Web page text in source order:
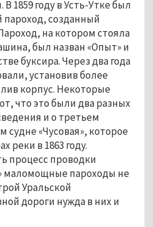
1859 году в Усть-Утке был
пароход, созданный
на котором стояла
был назван «Опыт» и
буксира. Через два года
установив более
корпус. Некоторые
что это были два разных
и о третьем
судне «Чусовая», которое
реки в 1863 году.
процесс проводки
маломощные пароходы не
Уральской
дороги нужда в них и